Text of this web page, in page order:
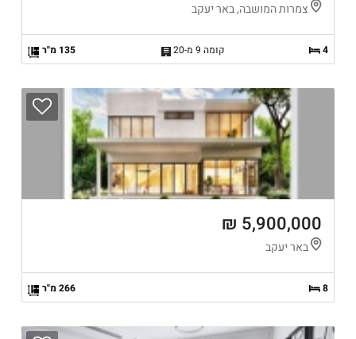
צמרות המושבה, באר יעקב
4 קומה 9 מ-20 135 מ"ר
5,900,000 ₪
באר יעקב
8 266 מ"ר